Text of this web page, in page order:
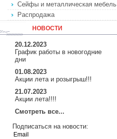
Сейфы и металлическая мебель
Распродажа
НОВОСТИ
20.12.2023
График работы в новогодние
дни
01.08.2023
Акции лета и розыгрыш!!!
21.07.2023
Акции лета!!!!
Смотреть все...
Подписаться на новости: